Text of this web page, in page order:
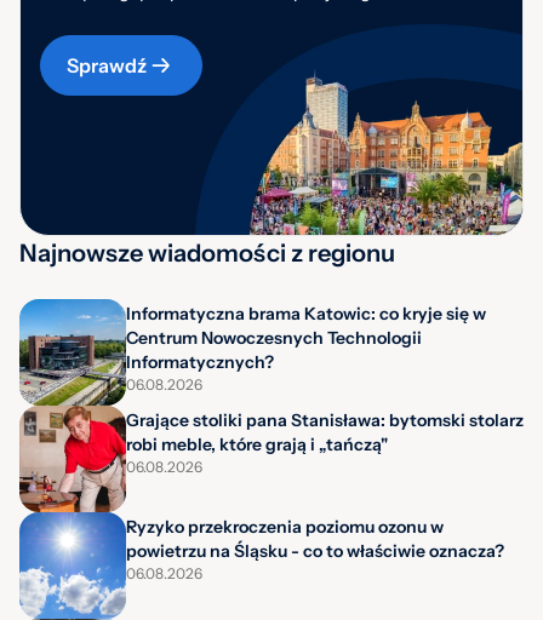
Sprawdź
Najnowsze wiadomości z regionu
Informatyczna brama Katowic: co kryje się w
Centrum Nowoczesnych Technologii
Informatycznych?
06.08.2026
Grające stoliki pana Stanisława: bytomski stolarz
robi meble, które grają i „tańczą"
06.08.2026
Ryzyko przekroczenia poziomu ozonu w
powietrzu na Śląsku - co to właściwie oznacza?
06.08.2026